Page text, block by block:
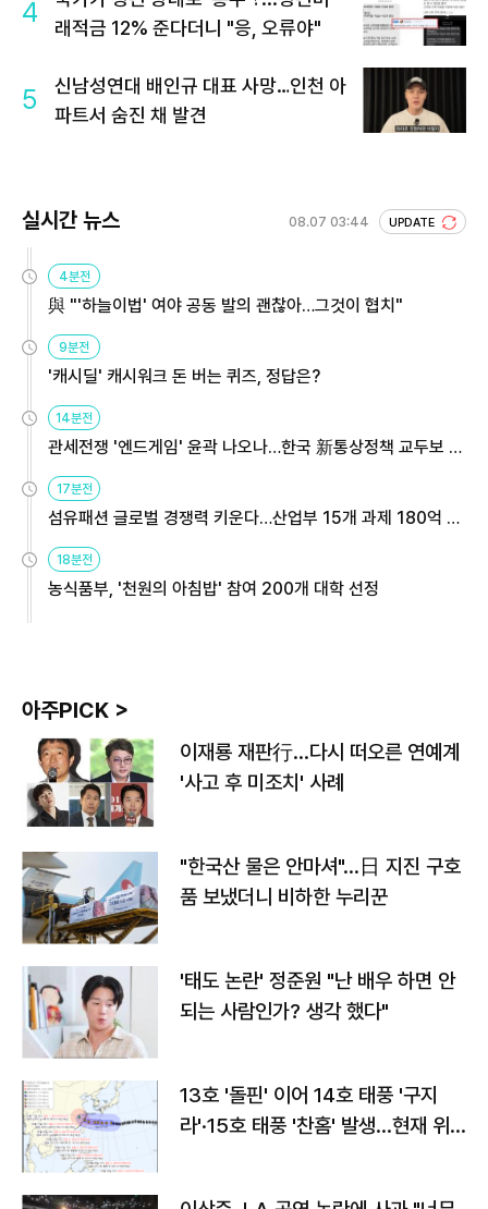
4
래적금 12% 준다더니 "응, 오류야"
5
신남성연대 배인규 대표 사망…인천 아
파트서 숨진 채 발견
실시간 뉴스 08.07 03:44 UPDATE
4분전
與 "'하늘이법' 여야 공동 발의 괜찮아…그것이 협치"
9분전
'캐시딜' 캐시워크 돈 버는 퀴즈, 정답은?
14분전
관세전쟁 '엔드게임' 윤곽 나오나…한국 新통상정책 교두보 활
17분전
섬유패션 글로벌 경쟁력 키운다…산업부 15개 과제 180억 지
18분전
농식품부, '천원의 아침밥' 참여 200개 대학 선정
아주PICK >
이재룡 재판行…다시 떠오른 연예계
'사고 후 미조치' 사례
"한국산 물은 안마셔"…日 지진 구호
품 보냈더니 비하한 누리꾼
'태도 논란' 정준원 "난 배우 하면 안
되는 사람인가? 생각 했다"
13호 '돌핀' 이어 14호 태풍 '구지
라'·15호 태풍 '찬홈' 발생…현재 위